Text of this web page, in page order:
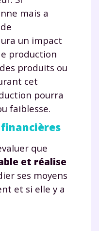
mais a
un impact
production
produits ou
cet
pourra
faiblesse.
financières
que
et réalise
ses moyens
et si elle y a